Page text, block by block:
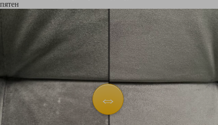
пятен